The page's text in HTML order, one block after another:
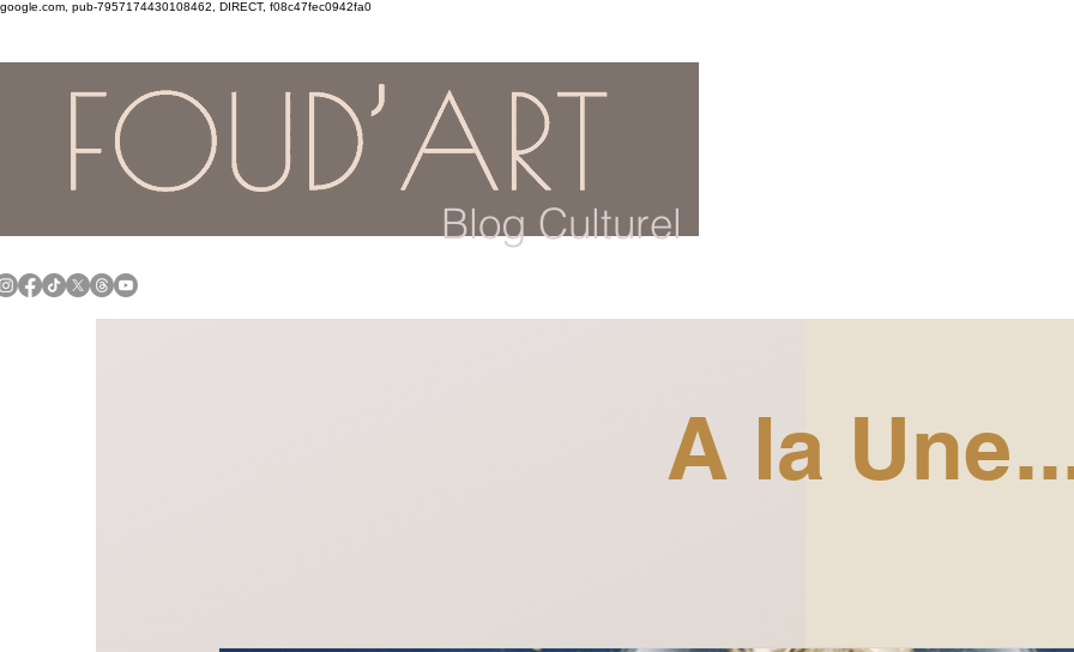
google.com, pub-7957174430108462, DIRECT, f08c47fec0942fa0
Blog Culturel
A la